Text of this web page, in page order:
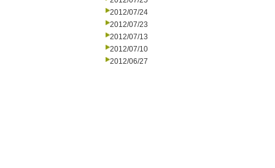
2012/07/24
2012/07/23
2012/07/13
2012/07/10
2012/06/27